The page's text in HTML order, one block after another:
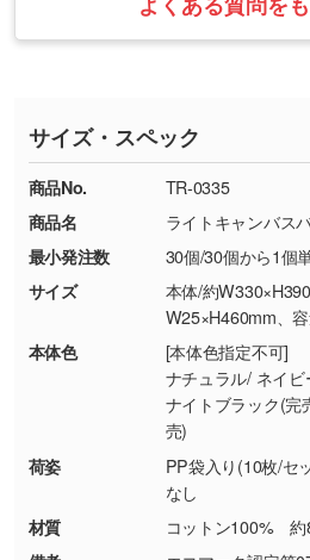
・1色印刷でグラデーション
い
す。→詳しく見る
・コーポレートカラーを使っ
刷色にこだわりがある
DIC・PANTONEなどのカラ
現物支給による色指定も承
・背景がある画像からキャ
使いたいです
シンプルな背景のデータや
ター部分の輪郭がはっきり
り抜き処理が可能です。→
タッフから別の色をご案内
・ご注文と異なる商品が届
・印刷不良があった場合
※詳しくは「商品の良品基準
ください。
【返品・交換ができない場
・お客様の元で商品を加工さ
商品が破損した場合
・商品到着後7日以上経過し
・お客様のご都合による返品
品・色・数量などの注文間
お急ぎの場合はお電話での
TEL：0422-29-9911 営業時
18:00(土日祝日除く)
お問い合わせフォームはこち
サイズ・スペック
商品No.
TR-0335
商品名
ライトキャンバス
最小発注数
30個/30個から1個
サイズ
本体/約
W25×H460mm、
本体色
[本体色指定不可]
ナチュラル/ ネイ
ナイトブラック(完
売)
荷姿
PP袋入り(10枚/セ
なし
材質
コットン100% 約